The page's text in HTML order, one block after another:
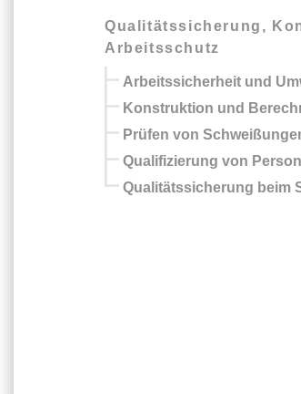
Qualitätssicherung,
Arbeitsschutz
Arbeitssicherheit und
Konstruktion und
Prüfen von
Qualifizierung von
Qualitätssicherung beim